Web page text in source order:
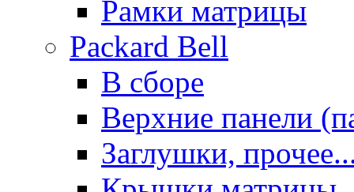
Рамки матрицы
Packard Bell
В сборе
Верхние панели
Заглушки,